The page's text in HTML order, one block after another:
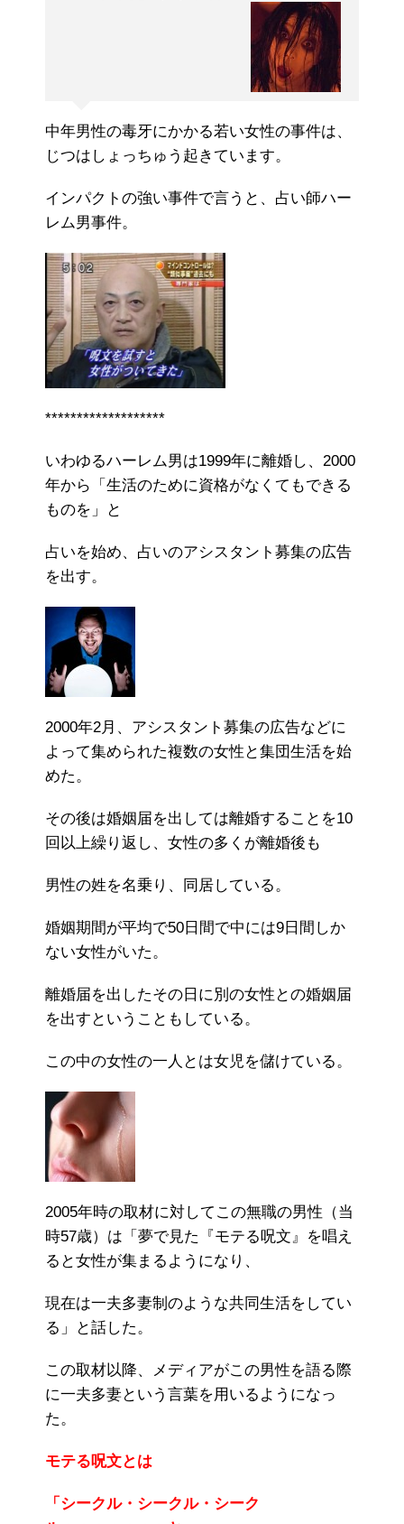
中年男性の毒牙にかかる若い女性の事件は、
じつはしょっちゅう起きています。
インパクトの強い事件で言うと、占い師ハー
レム男事件。
*******************
いわゆるハーレム男は1999年に離婚し、2000
年から「生活のために資格がなくてもできる
ものを」と
占いを始め、占いのアシスタント募集の広告
を出す。
2000年2月、アシスタント募集の広告などに
よって集められた複数の女性と集団生活を始
めた。
その後は婚姻届を出しては離婚することを10
回以上繰り返し、女性の多くが離婚後も
男性の姓を名乗り、同居している。
婚姻期間が平均で50日間で中には9日間しか
ない女性がいた。
離婚届を出したその日に別の女性との婚姻届
を出すということもしている。
この中の女性の一人とは女児を儲けている。
2005年時の取材に対してこの無職の男性（当
時57歳）は「夢で見た『モテる呪文』を唱え
ると女性が集まるようになり、
現在は一夫多妻制のような共同生活をしてい
る」と話した。
この取材以降、メディアがこの男性を語る際
に一夫多妻という言葉を用いるようになっ
た。
モテる呪文とは
「シークル・シークル・シーク